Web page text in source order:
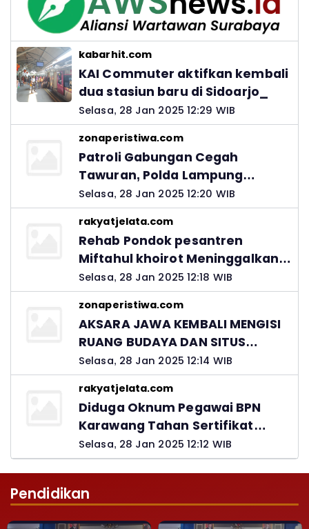
kabarhit.com
KAI Commuter aktifkan kembali
dua stasiun baru di Sidoarjo_
Selasa, 28 Jan 2025 12:29 WIB
zonaperistiwa.com
Patroli Gabungan Cegah
Tawuran, Polda Lampung
Ingatkan Peran Orang Tua
Selasa, 28 Jan 2025 12:20 WIB
rakyatjelata.com
Rehab Pondok pesantren
Miftahul khoirot Meninggalkan
Hutang Ke Material, Mantan
Kadis PUPR Harus Bertanggung
Jawab
Selasa, 28 Jan 2025 12:18 WIB
zonaperistiwa.com
AKSARA JAWA KEMBALI MENGISI
RUANG BUDAYA DAN SITUS
LELUHUR NUSANTARA
Selasa, 28 Jan 2025 12:14 WIB
rakyatjelata.com
Diduga Oknum Pegawai BPN
Karawang Tahan Sertifikat
Pemohon PTSL
Selasa, 28 Jan 2025 12:12 WIB
Pendidikan